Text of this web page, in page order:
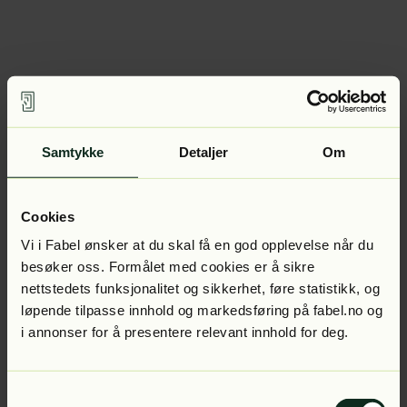
Samtykke Detaljer Om
Cookies
Vi i Fabel ønsker at du skal få en god opplevelse når du
besøker oss. Formålet med cookies er å sikre
nettstedets funksjonalitet og sikkerhet, føre statistikk, og
løpende tilpasse innhold og markedsføring på fabel.no og
i annonser for å presentere relevant innhold for deg.